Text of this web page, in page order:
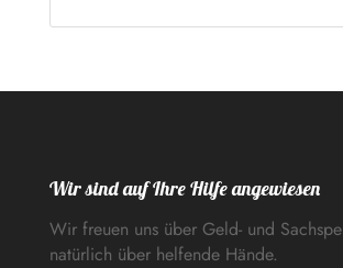
Wir sind auf Ihre Hilfe angewiesen
Wir freuen uns über Geld- und
natürlich über helfende Hände.